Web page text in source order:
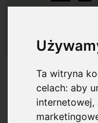
Ta witryna
celach:aby
internetowej,
Strona główna
Okładki
Prenumerata
Kontakt